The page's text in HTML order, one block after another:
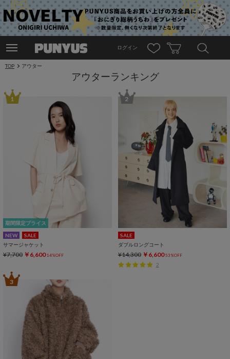
ログイン
TOP アウター
アウターランキング
期間限定プライス
1
NEW
SALE
サマージャケット
¥7,700 ￥6,600 14%OFF
2
SALE
ダブルロングコート
¥14,300 ￥6,600 53%OFF
2
3